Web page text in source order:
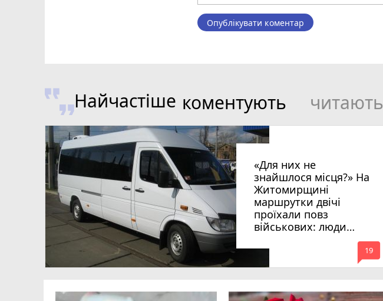
Опублікувати коментар
Найчастіше коментують читають
«Для них не
знайшлося місця?» На
Житомирщині
маршрутки двічі
проїхали повз
військових: люди
вимагають покарати
винних
mode_comment
19